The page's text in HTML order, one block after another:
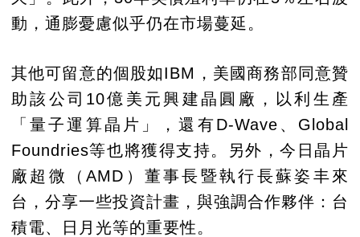
動，通膨憂慮似乎仍在市場蔓延。
其他可留意的個股如IBM，美國商務部同意贊
助該公司10億美元興建晶圓廠，以利生產
「量子運算晶片」，還有D-Wave、Global
Foundries等也將獲得支持。另外，今日晶片
廠超微（AMD）董事長暨執行長蘇姿丰來
台，分享一些投資計畫，與強調合作夥伴：台
積電、日月光等的重要性。